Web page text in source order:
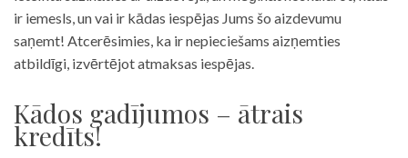
ir iemesls, un vai ir kādas iespējas Jums šo aizdevumu
saņemt! Atcerēsimies, ka ir nepieciešams aizņemties
atbildīgi, izvērtējot atmaksas iespējas.
Kādos gadījumos – ātrais
kredīts!